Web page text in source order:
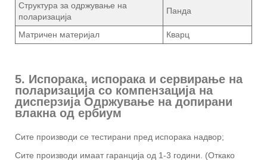
Структура за одржување на
поларизација
Панда
Матричен материјал Кварц
5. Испорака, испорака и сервирање на
поларизација со компензација на
дисперзија Одржување на допирани
влакна од ербиум
Сите производи се тестирани пред испорака надвор;
Сите производи имаат гаранција од 1-3 години. (Откако